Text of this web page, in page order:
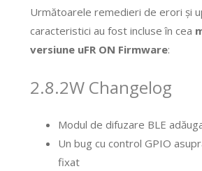
Următoarele remedieri de erori și
caracteristici au fost incluse în cea
versiune uFR ON Firmware:
2.8.2W Changelog
Modul de difuzare BLE
Un bug cu control GPIO
fixat